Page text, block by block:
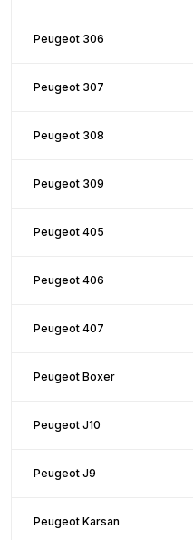
Peugeot 306
Peugeot 307
Peugeot 308
Peugeot 309
Peugeot 405
Peugeot 406
Peugeot 407
Peugeot Boxer
Peugeot J10
Peugeot J9
Peugeot Karsan